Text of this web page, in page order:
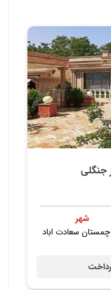
جنگلی
شهر
چمستان سعادت اباد